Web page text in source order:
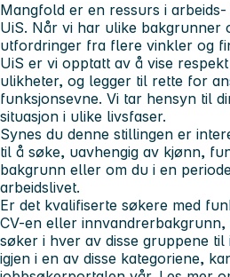
Mangfold er en ressurs i
UiS. Når vi har ulike bakgrunner
utfordringer fra flere vinkler og
UiS er vi opptatt av å vise
ulikheter, og legger til rette for
funksjonsevne. Vi tar hensyn til
situasjon i ulike livsfaser.
Synes du denne stillingen er
til å søke, uavhengig av kjønn,
bakgrunn eller om du i en
arbeidslivet.
Er det kvalifiserte søkere med
CV-en eller
søker i hver av disse gruppene
igjen i en av disse kategoriene,